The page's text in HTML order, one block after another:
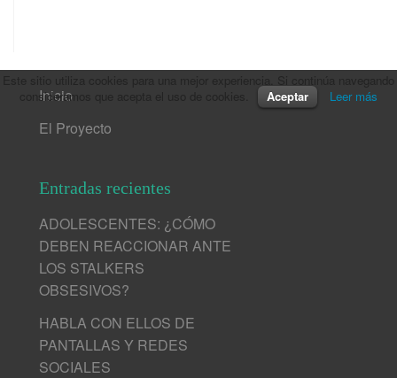
Inicio
El Proyecto
Entradas recientes
ADOLESCENTES: ¿CÓMO
DEBEN REACCIONAR ANTE
LOS STALKERS
OBSESIVOS?
HABLA CON ELLOS DE
PANTALLAS Y REDES
SOCIALES
consideramos que acepta el uso de cookies.
Aceptar Leer más